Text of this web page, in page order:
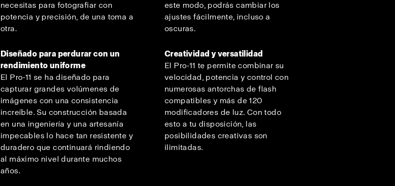
necesitas para fotografiar con
potencia y precisión, de una toma a
otra.
Diseñado para perdurar con un
rendimiento uniforme
El Pro-11 se ha diseñado para
capturar grandes volúmenes de
imágenes con una consistencia
increíble. Su construcción basada
en una ingeniería y una artesanía
impecables lo hace tan resistente y
duradero que continuará rindiendo
al máximo nivel durante muchos
años.
este modo, podrás cambiar los
ajustes fácilmente, incluso a
oscuras.
Creatividad y versatilidad
El Pro-11 te permite combinar su
velocidad, potencia y control con
numerosas antorchas de flash
compatibles y más de 120
modificadores de luz. Con todo
esto a tu disposición, las
posibilidades creativas son
ilimitadas.